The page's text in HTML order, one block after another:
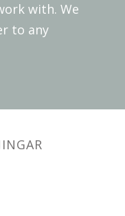
with. We
to any